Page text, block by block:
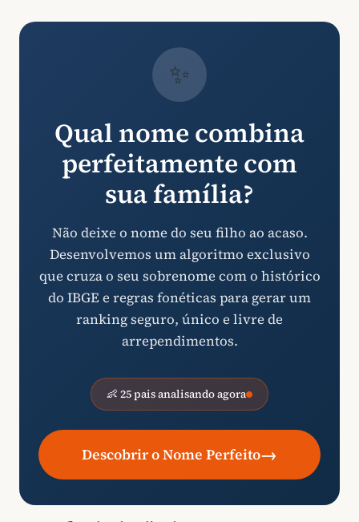
✨
Qual nome combina
perfeitamente com
sua família?
Não deixe o nome do seu filho ao acaso.
Desenvolvemos um algoritmo exclusivo
que cruza o seu sobrenome com o histórico
do IBGE e regras fonéticas para gerar um
ranking seguro, único e livre de
arrependimentos.
👶 25 pais analisando agora
Descobrir o Nome Perfeito→